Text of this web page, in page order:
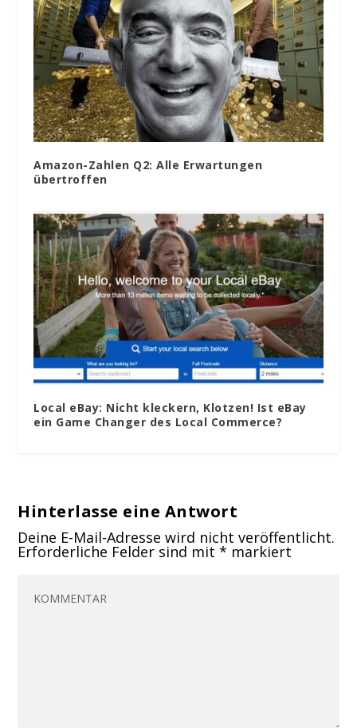
Amazon-Zahlen Q2: Alle Erwartungen
übertroffen
Local eBay: Nicht kleckern, Klotzen! Ist eBay
ein Game Changer des Local Commerce?
Hinterlasse eine Antwort
Deine E-Mail-Adresse wird nicht veröffentlicht.
Erforderliche Felder sind mit* markiert